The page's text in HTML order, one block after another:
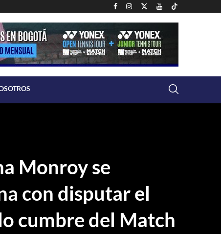
Monroy se
con disputar el
cumbre del Match